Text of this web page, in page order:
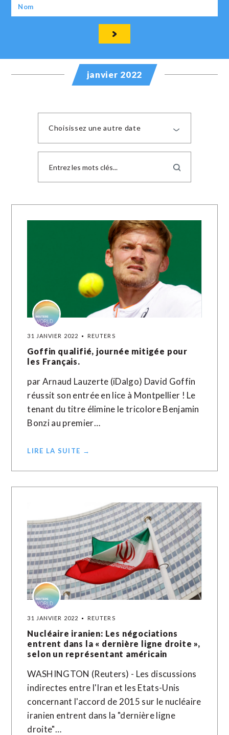
janvier 2022
Choisissez une autre date
31 JANVIER 2022 REUTERS
Goffin qualifié, journée mitigée pour
les Français.
par Arnaud Lauzerte (iDalgo) David Goffin
réussit son entrée en lice à Montpellier ! Le
tenant du titre élimine le tricolore Benjamin
Bonzi au premier…
LIRE LA SUITE →
31 JANVIER 2022 REUTERS
Nucléaire iranien: Les négociations
entrent dans la « dernière ligne droite »,
selon un représentant américain
WASHINGTON (Reuters) - Les discussions
indirectes entre l'Iran et les Etats-Unis
concernant l'accord de 2015 sur le nucléaire
iranien entrent dans la "dernière ligne
droite"…